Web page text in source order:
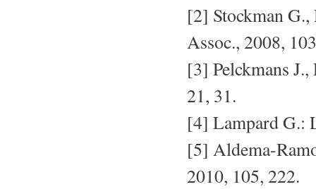
[2] Stockman G.,
Assoc., 2008,
[3] Pelckmans
21, 31.
[4] Lampard G.:
[5] Aldema-
2010, 105, 222.